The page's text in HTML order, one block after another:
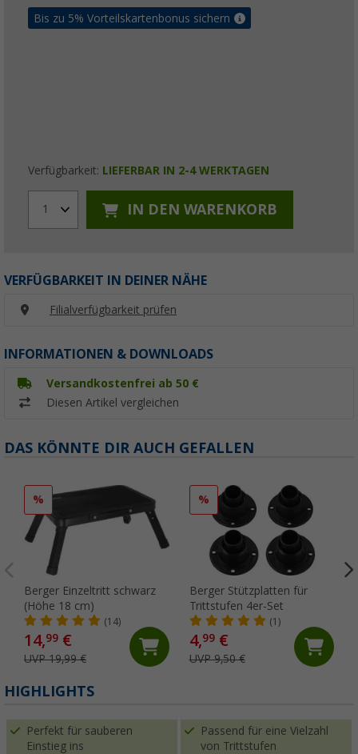
Bis zu 5% Vorteilskartenbonus sichern
Verfügbarkeit: LIEFERBAR IN 2-4 WERKTAGEN
1 IN DEN WARENKORB
VERFÜGBARKEIT IN DEINER NÄHE
Filialverfügbarkeit prüfen
INFORMATIONEN & DOWNLOADS
Versandkostenfrei ab 50 €
Diesen Artikel vergleichen
DAS KÖNNTE DIR AUCH GEFALLEN
%
Berger Einzeltritt schwarz
(Höhe 18 cm)
(14)
14,99 €
UVP 19,99 €
%
Berger Stützplatten für
Trittstufen 4er-Set
(1)
4,99€
UVP 9,50 €
HIGHLIGHTS
Perfekt für sauberen
Einstieg ins
Passend für eine Vielzahl
von Trittstufen